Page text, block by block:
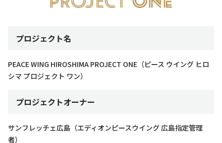
プロジェクト名
PEACE WING HIROSHIMA PROJECT ONE（ピース ウイング ヒロ
シマ プロジェクト ワン）
プロジェクトオーナー
サンフレッチェ広島（エディオンピースウイング 広島指定管理
者）